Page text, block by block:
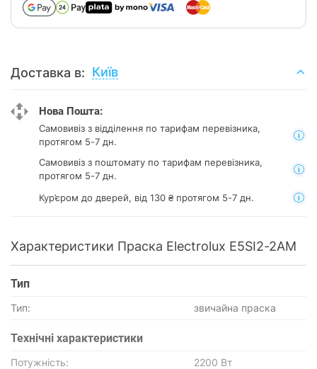
Доставка в: Київ
Нова Пошта:
Самовивіз з відділення по тарифам перевізника,
протягом 5-7 дн.
Самовивіз з поштомату по тарифам перевізника,
протягом 5-7 дн.
Кур’єром до дверей, від 130 ₴ протягом 5-7 дн.
Характеристики Праска Electrolux E5SI2-2AM
Тип
Тип: звичайна праска
Технічні характеристики
Потужність:
2200 Вт